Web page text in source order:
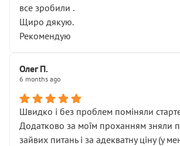
все зробили .
Щиро дякую.
Рекомендую
Олег П.
6 months ago
Швидко і без проблем поміняли
Додатково за моїм проханням зняли
зайвих питань і за адекватну ціну (у